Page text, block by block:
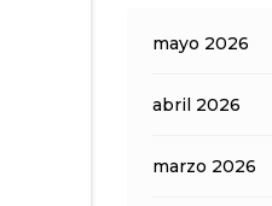
mayo 2026
abril 2026
marzo 2026